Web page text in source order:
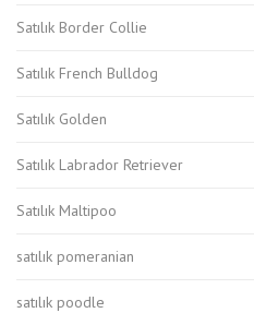
Satılık Border Collie
Satılık French Bulldog
Satılık Golden
Satılık Labrador Retriever
Satılık Maltipoo
satılık pomeranian
satılık poodle